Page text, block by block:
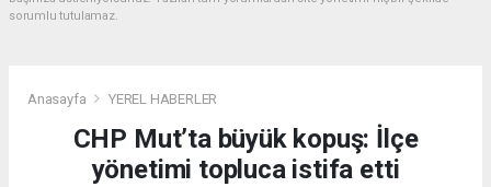
sorumlu tutulamaz.
Anasayfa YEREL HABERLER
CHP Mut’ta büyük kopuş: İlçe
yönetimi topluca istifa etti